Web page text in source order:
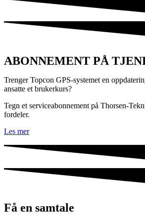
ABONNEMENT PÅ
Trenger Topcon GPS-systemet en
ansatte et brukerkurs?
Tegn et serviceabonnement på Thorsen-
fordeler.
Les mer
Få en samtale